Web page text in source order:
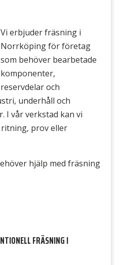
Vi erbjuder fräsning i
Norrköping för företag
som behöver bearbetade
komponenter,
reservdelar och
underhåll och
I vår verkstad kan vi
prov eller
hjälp med fräsning
FRÄSNING I